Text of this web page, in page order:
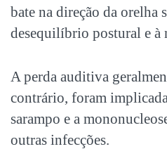
bate na direção da orelha
desequilíbrio postural e à
A perda auditiva
contrário, foram
sarampo e a
outras infecções.